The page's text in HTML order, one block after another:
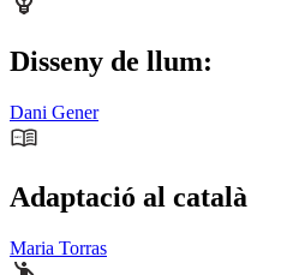
Disseny de llum:
Dani Gener
Adaptació al català
Maria Torras